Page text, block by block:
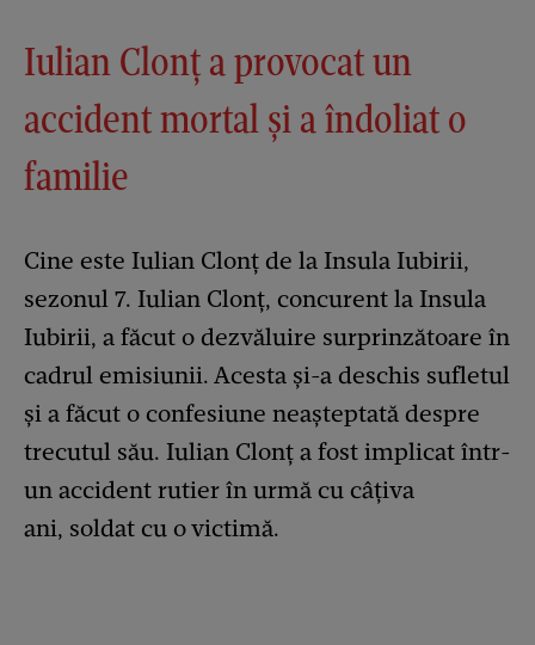
Iulian Clonț a provocat un
accident mortal și a îndoliat o
familie
Cine este Iulian Clonț de la Insula Iubirii,
sezonul 7. Iulian Clonț, concurent la Insula
Iubirii, a făcut o dezvăluire surprinzătoare în
cadrul emisiunii. Acesta și-a deschis sufletul
și a făcut o confesiune neașteptată despre
trecutul său. Iulian Clonț a fost implicat într-
un accident rutier în urmă cu câțiva
ani, soldat cu o victimă.